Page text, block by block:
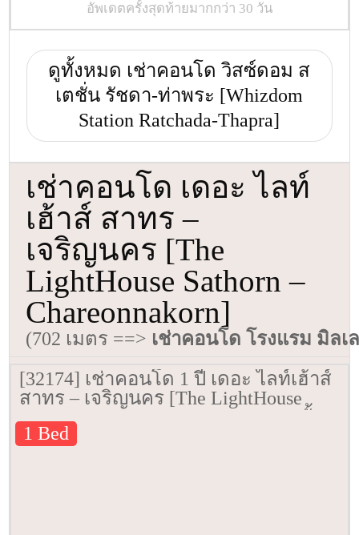
อัพเดตครั้งสุดท้ายมากกว่า 30 วัน
ดูทั้งหมด เช่าคอนโด วิสซ์ดอม ส
เตชั่น รัชดา-ท่าพระ [Whizdom
Station Ratchada-Thapra]
เช่าคอนโด เดอะ ไลท์
เฮ้าส์ สาทร –
เจริญนคร [The
LightHouse Sathorn –
Chareonnakorn]
(702 เมตร ==> เช่าคอนโด โรงแรม มิล
[32174] เช่าคอนโด 1 ปี เดอะ ไลท์เฮ้าส์
สาทร – เจริญนคร [The LightHouse
Sathorn – Chareonnakorn] 49 ตรม. ชั้น
18
1 Bed